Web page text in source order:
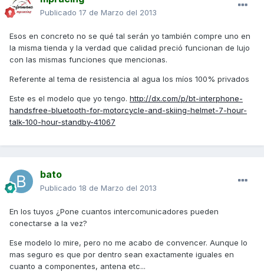
Publicado 17 de Marzo del 2013
Esos en concreto no se qué tal serán yo también compre uno en
la misma tienda y la verdad que calidad preció funcionan de lujo
con las mismas funciones que mencionas.
Referente al tema de resistencia al agua los míos 100% privados
Este es el modelo que yo tengo. http://dx.com/p/bt-interphone-
handsfree-bluetooth-for-motorcycle-and-skiing-helmet-7-hour-
talk-100-hour-standby-41067
bato
Publicado 18 de Marzo del 2013
En los tuyos ¿Pone cuantos intercomunicadores pueden
conectarse a la vez?
Ese modelo lo mire, pero no me acabo de convencer. Aunque lo
mas seguro es que por dentro sean exactamente iguales en
cuanto a componentes, antena etc...